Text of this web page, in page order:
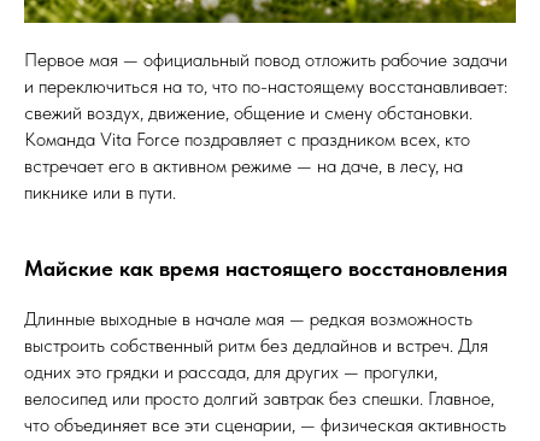
Первое мая — официальный повод отложить рабочие задачи
и переключиться на то, что по-настоящему восстанавливает:
свежий воздух, движение, общение и смену обстановки.
Команда Vita Force поздравляет с праздником всех, кто
встречает его в активном режиме — на даче, в лесу, на
пикнике или в пути.
Майские как время настоящего восстановления
Длинные выходные в начале мая — редкая возможность
выстроить собственный ритм без дедлайнов и встреч. Для
одних это грядки и рассада, для других — прогулки,
велосипед или просто долгий завтрак без спешки. Главное,
что объединяет все эти сценарии, — физическая активность